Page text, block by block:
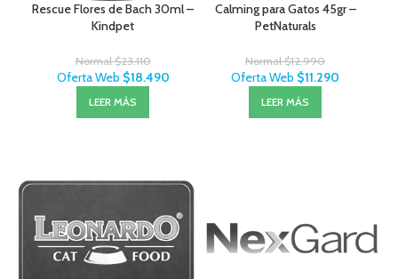
Rescue Flores de Bach 30ml –
Kindpet
Normal$23.110
Oferta Web $18.490
LEER MÁS
Calming para Gatos 45gr –
PetNaturals
Normal$12.990
Oferta Web $11.290
LEER MÁS